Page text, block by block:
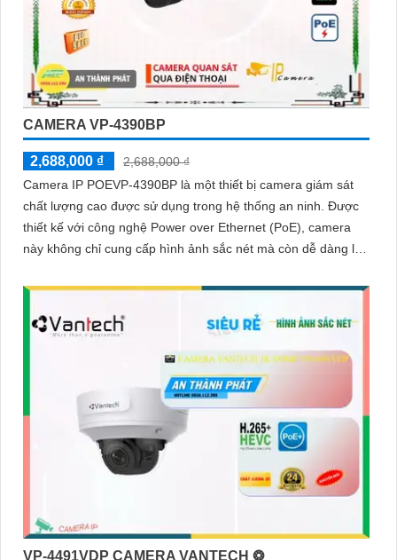
CAMERA VP-4390BP
2,688,000 ₫
2,688,000 ₫
Camera IP POEVP-4390BP là một thiết bị camera giám sát
chất lượng cao được sử dụng trong hệ thống an ninh. Được
thiết kế với công nghệ Power over Ethernet (PoE), camera
này không chỉ cung cấp hình ảnh sắc nét mà còn dễ dàng lắp
VP-4491VDP CAMERA VANTECH ❂